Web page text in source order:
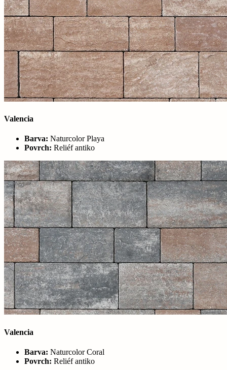
Valencia
Barva: Naturcolor Playa
Povrch: Reliéf antiko
Valencia
Barva: Naturcolor Coral
Povrch: Reliéf antiko